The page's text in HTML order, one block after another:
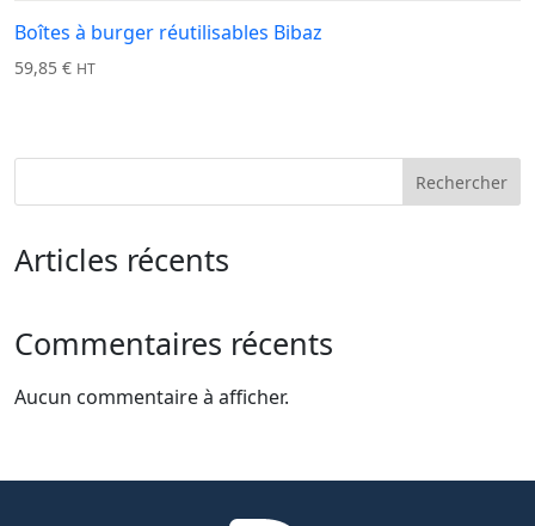
Boîtes à burger réutilisables Bibaz
59,85 € HT
Rechercher
Articles récents
Commentaires récents
Aucun commentaire à afficher.